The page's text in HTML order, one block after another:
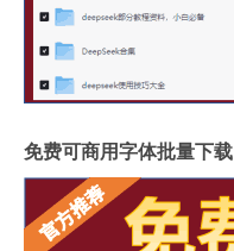
免费可商用字体批量下载